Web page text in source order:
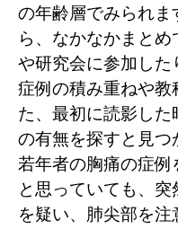
の年齢層でみられ
ら、なかなかまと
や研究会に参加し
症例の積み重ねや
た、最初に読影し
の有無を探すと見
若年者の胸痛の症
と思っていても、
を疑い、肺尖部を